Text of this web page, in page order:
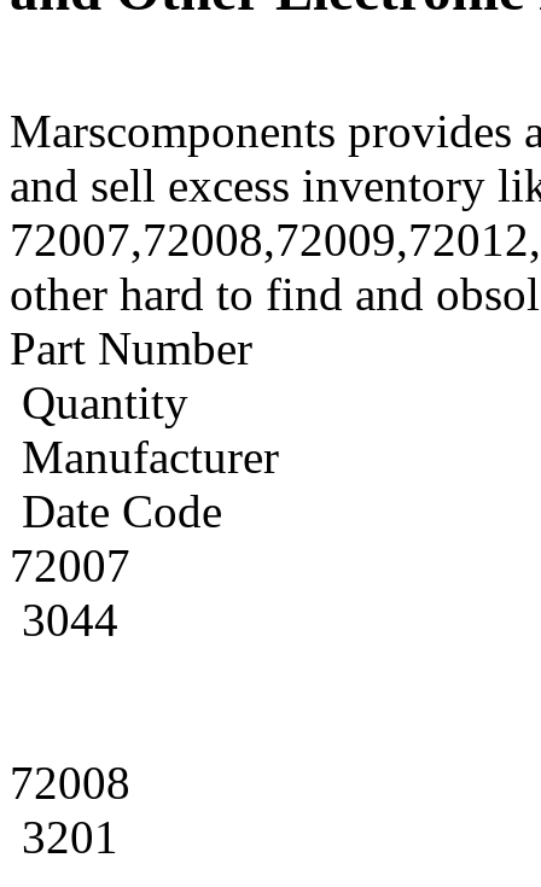
Marscomponents provides
and sell excess inventory
other hard to find and
Part Number
Quantity
Manufacturer
Date Code
72007
3044
72008
3201